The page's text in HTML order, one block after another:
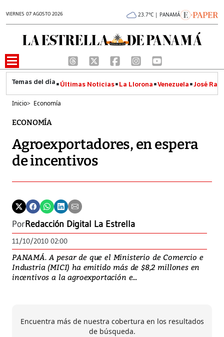
VIERNES 07 AGOSTO 2026 23.7°C | PANAMÁ
Últimas Noticias La Llorona Venezuela José
Inicio> Economía
ECONOMÍA
Agroexportadores, en espera
de incentivos
PorRedacción Digital La Estrella
11/10/2010 02:00
PANAMÁ. A pesar de que el Ministerio de Comercio e
Industria (MICI) ha emitido más de $8,2 millones en
incentivos a la agroexportación e...
Encuentra más de nuestra cobertura en los resultados
de búsqueda.